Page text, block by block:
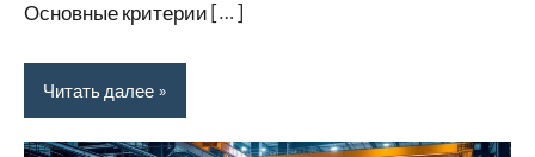
Основные критерии […]
Читать далее